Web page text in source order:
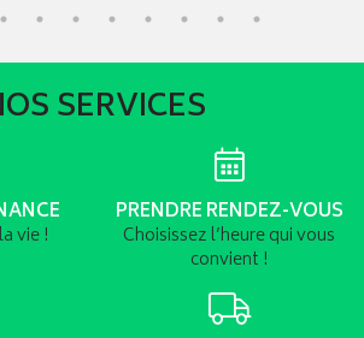
SERVICES
vie !
PRENDRE RENDEZ-VOUS
Choisissez l’heure qui vous
convient !